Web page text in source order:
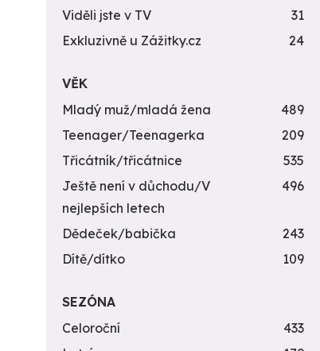
Viděli jste v TV
31
Exkluzivně u Zážitky.cz
24
VĚK
Mladý muž/mladá žena
489
Teenager/Teenagerka
209
Třicátník/třicátnice
535
Ještě není v důchodu/V
nejlepších letech
496
Dědeček/babička
243
Dítě/dítko
109
SEZÓNA
Celoroční
433